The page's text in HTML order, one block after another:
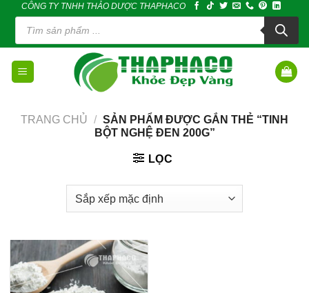
content
CÔNG TY TNHH THẢO DƯỢC THAPHACO
Tìm
kiếm
phẩm
TRANG CHỦ / SẢN PHẨM ĐƯỢC GẮN THẺ “TINH
BỘT NGHỆ ĐEN 200G”
LỌC